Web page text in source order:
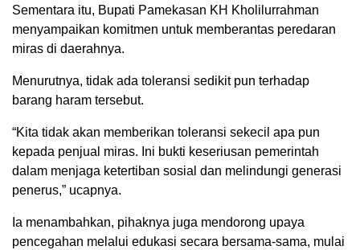
Sementara itu, Bupati Pamekasan KH Kholilurrahman
menyampaikan komitmen untuk memberantas peredaran
miras di daerahnya.
Menurutnya, tidak ada toleransi sedikit pun terhadap
barang haram tersebut.
“Kita tidak akan memberikan toleransi sekecil apa pun
kepada penjual miras. Ini bukti keseriusan pemerintah
dalam menjaga ketertiban sosial dan melindungi generasi
penerus,” ucapnya.
Ia menambahkan, pihaknya juga mendorong upaya
pencegahan melalui edukasi secara bersama-sama, mulai